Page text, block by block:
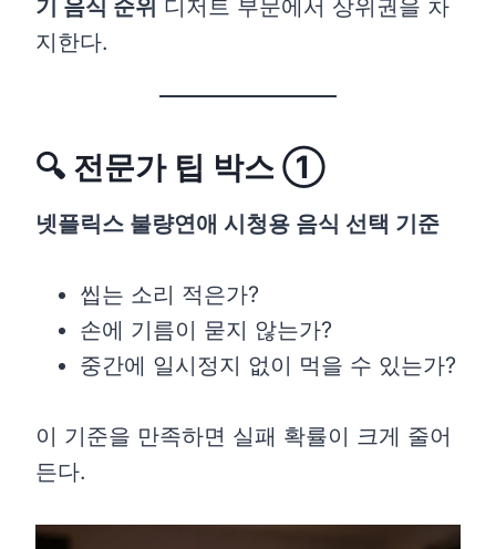
기 음식 순위 디저트 부문에서 상위권을 차
지한다.
🔍 전문가 팁 박스 ①
넷플릭스 불량연애 시청용 음식 선택 기준
씹는 소리 적은가?
손에 기름이 묻지 않는가?
중간에 일시정지 없이 먹을 수 있는가?
이 기준을 만족하면 실패 확률이 크게 줄어
든다.